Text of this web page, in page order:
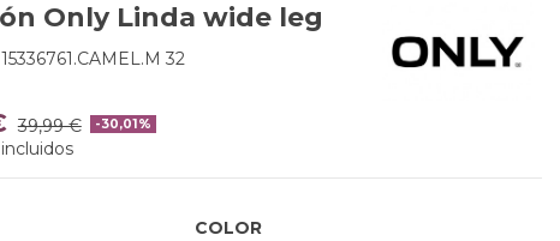
Only Linda wide leg
15336761.CAMEL.M 32
39,99 € -30,01%
COLOR